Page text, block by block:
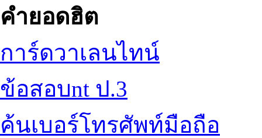
คำยอดฮิต
การ์ดวาเลนไทน์
ข้อสอบnt ป.3
ค้นเบอร์โทรศัพท์มือถือ